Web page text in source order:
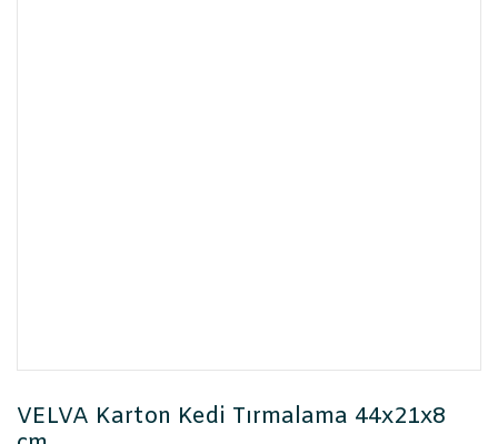
VELVA Karton Kedi Tırmalama 44x21x8